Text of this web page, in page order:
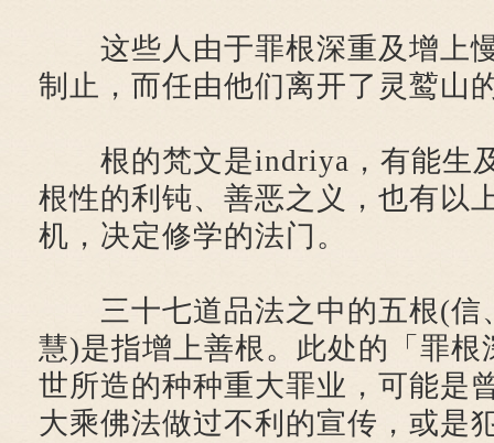
这些人由于罪根深重及增上
制止，而任由他们离开了灵鹫山
根的梵文是indriya，有能生
根性的利钝、善恶之义，也有以
机，决定修学的法门。
三十七道品法之中的五根(信
慧)是指增上善根。此处的「罪根
世所造的种种重大罪业，可能是
大乘佛法做过不利的宣传，或是